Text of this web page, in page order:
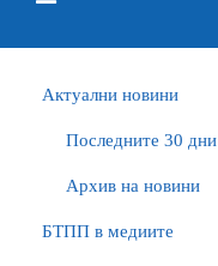
Актуални новини
Последните 30 дни
Архив на новини
БTПП в медиите